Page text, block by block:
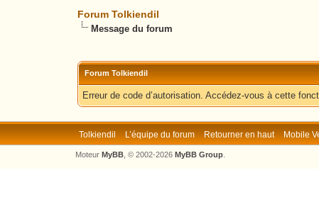
Forum Tolkiendil
Message du forum
Forum Tolkiendil
Erreur de code d’autorisation. Accédez-vous à cette
Tolkiendil L’équipe du forum Retourner en haut Mobile
Moteur MyBB, © 2002-2026 MyBB Group.